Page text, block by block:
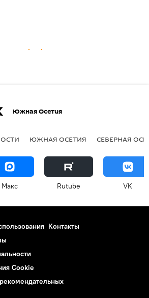
Южная Осетия
ЮЖНАЯ ОСЕТИЯ СЕВЕРНАЯ
Макс Rutube VK
Контакты
Cookie